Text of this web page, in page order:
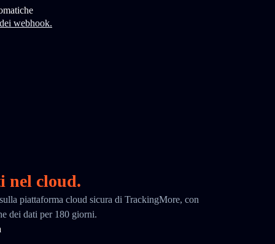
webhook.
nel cloud.
piattaforma cloud sicura di TrackingMore, con
dei dati per 180 giorni.